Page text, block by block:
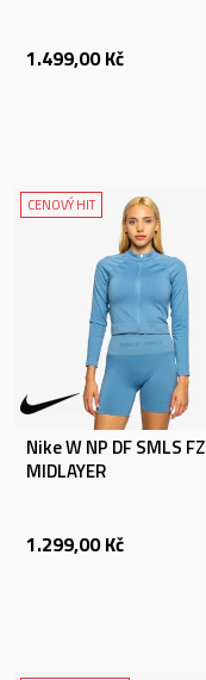
1.499,00 Kč
CENOVÝ HIT
Nike W NP DF SMLS FZ
MIDLAYER
1.299,00 Kč